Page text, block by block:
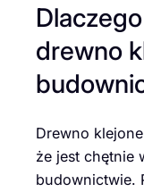
drewno
Drewno
że jest chętnie
budownictwie.